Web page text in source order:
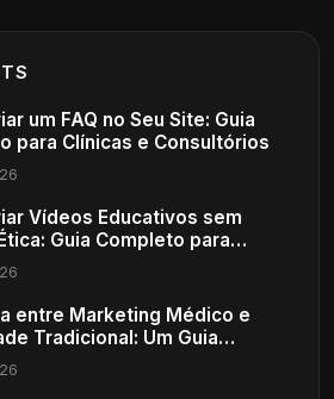
um FAQ no Seu Site: Guia
para Clínicas e Consultórios
Vídeos Educativos sem
Guia Completo para
de Saúde
entre Marketing Médico e
Tradicional: Um Guia